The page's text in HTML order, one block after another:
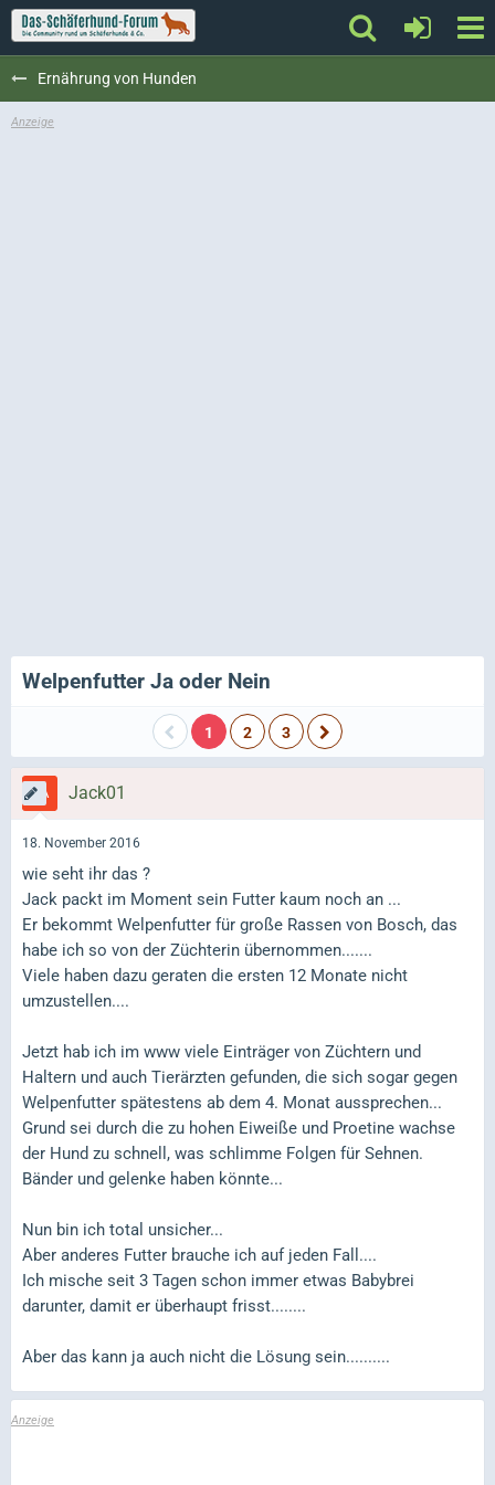
Ernährung von Hunden
Welpenfutter Ja oder Nein
1 2 3
Jack01
18. November 2016
wie seht ihr das ?
Jack packt im Moment sein Futter kaum noch an ...
Er bekommt Welpenfutter für große Rassen von Bosch, das
habe ich so von der Züchterin übernommen.......
Viele haben dazu geraten die ersten 12 Monate nicht
umzustellen....
Jetzt hab ich im www viele Einträger von Züchtern und
Haltern und auch Tierärzten gefunden, die sich sogar gegen
Welpenfutter spätestens ab dem 4. Monat aussprechen...
Grund sei durch die zu hohen Eiweiße und Proetine wachse
der Hund zu schnell, was schlimme Folgen für Sehnen.
Bänder und gelenke haben könnte...
Nun bin ich total unsicher...
Aber anderes Futter brauche ich auf jeden Fall....
Ich mische seit 3 Tagen schon immer etwas Babybrei
darunter, damit er überhaupt frisst........
Aber das kann ja auch nicht die Lösung sein..........